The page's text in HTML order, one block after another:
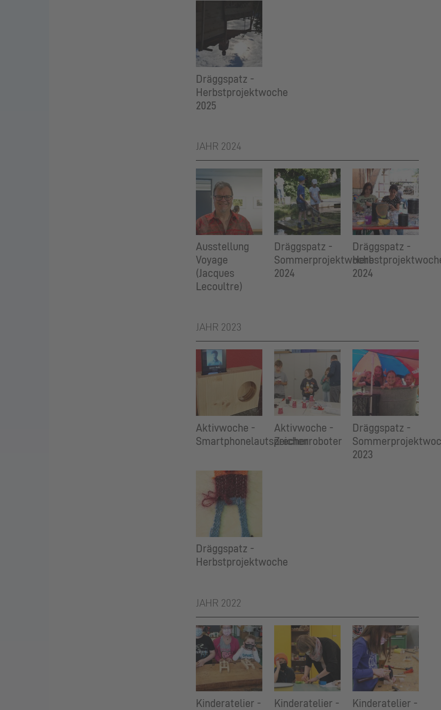
Dräggspatz -
Herbstprojektwoche
2025
JAHR 2024
Ausstellung
Voyage
(Jacques
Lecoultre)
Dräggspatz -
Sommerprojektwoche
2024
Dräggspatz -
2024
JAHR 2023
Aktivwoche -
Smartphonelautsprecher
Aktivwoche -
Zeichenroboter
Dräggspatz -
2023
Dräggspatz -
Herbstprojektwoche
JAHR 2022
Kinderatelier -
Kinderatelier -
Kinderatelier -